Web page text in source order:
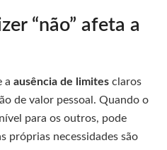
“não” afeta a
a ausência de limites claros
de valor pessoal. Quando o
para os outros, pode
próprias necessidades são